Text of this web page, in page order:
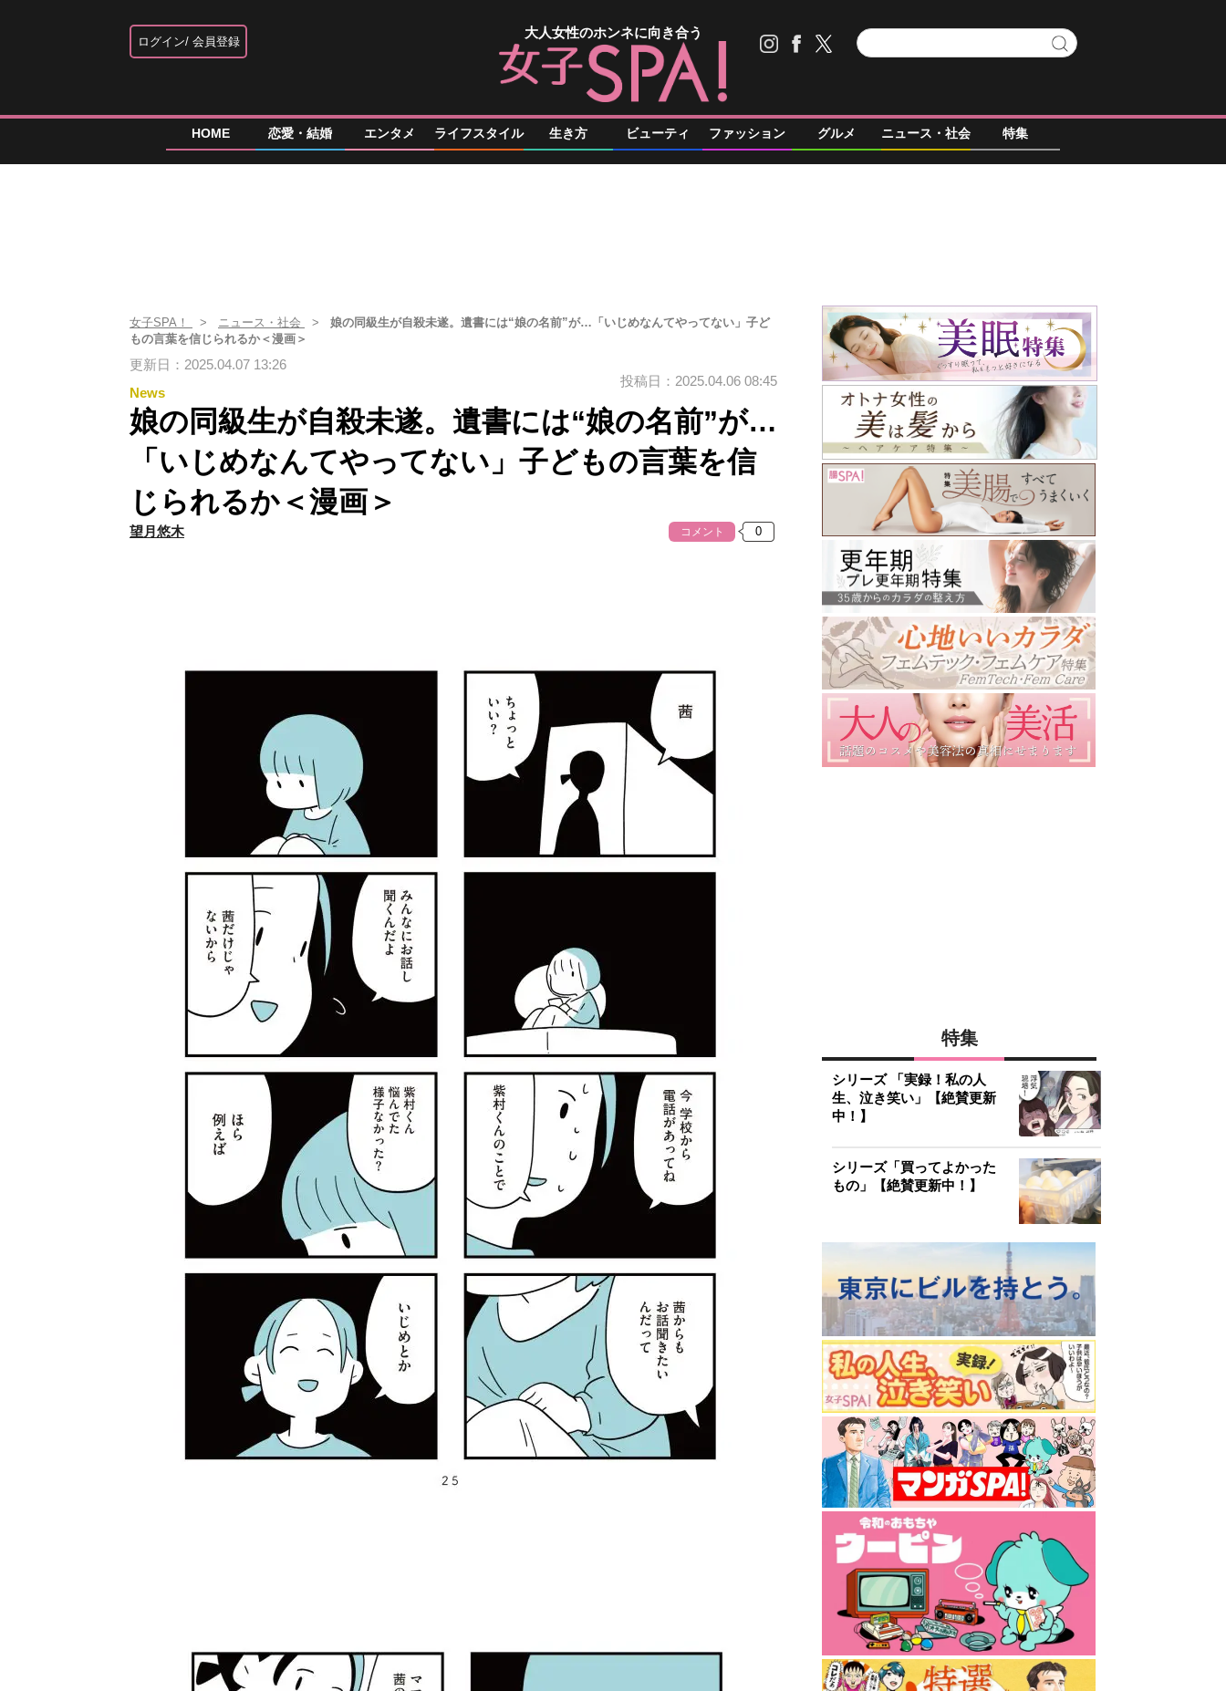
ログイン 会員登録
大人女性のホンネに向き合う
HOME 恋愛・結婚 エンタメ ライフスタイル 生き方 ビューティ ファッション グルメ ニュース・社会 特集
女子SPA！ ニュース・社会
娘の同級生が自殺未遂。遺書には“娘の名前”が…「いじめなんてやってない」子ど
もの言葉を信じられるか＜漫画＞
更新日：2025.04.07 13:26
News
投稿日：2025.04.06 08:45
娘の同級生が自殺未遂。遺書には“娘の名前”が…
「いじめなんてやってない」子どもの言葉を信
じられるか＜漫画＞
望月悠木 コメント
特集
シリーズ 「実録！私の人
生、泣き笑い」【絶賛更新
中！】
シリーズ「買ってよかった
もの」【絶賛更新中！】